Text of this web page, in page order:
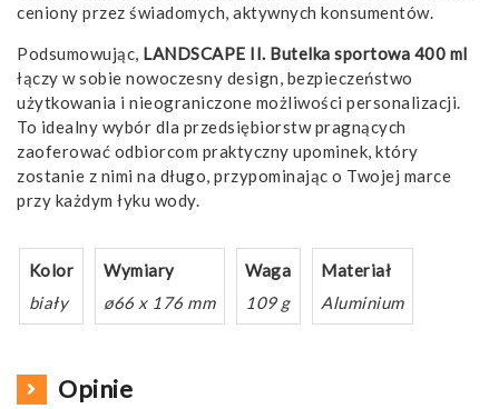
ceniony przez świadomych, aktywnych konsumentów.
Podsumowując, LANDSCAPE II. Butelka sportowa 400 ml
łączy w sobie nowoczesny design, bezpieczeństwo
użytkowania i nieograniczone możliwości personalizacji.
To idealny wybór dla przedsiębiorstw pragnących
zaoferować odbiorcom praktyczny upominek, który
zostanie z nimi na długo, przypominając o Twojej marce
przy każdym łyku wody.
Kolor
biały
Wymiary
ø66 x 176 mm
Waga
109 g
Materiał
Aluminium
Opinie